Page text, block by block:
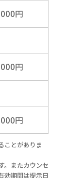
円
円
円
ことがありま
。またカウンセ
効期間は提示日